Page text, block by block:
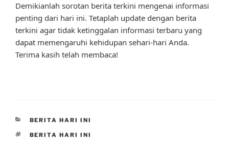
Demikianlah sorotan berita terkini mengenai informasi
penting dari hari ini. Tetaplah update dengan berita
terkini agar tidak ketinggalan informasi terbaru yang
dapat memengaruhi kehidupan sehari-hari Anda.
Terima kasih telah membaca!
CATEGORIES
BERITA HARI INI
TAGS
BERITA HARI INI